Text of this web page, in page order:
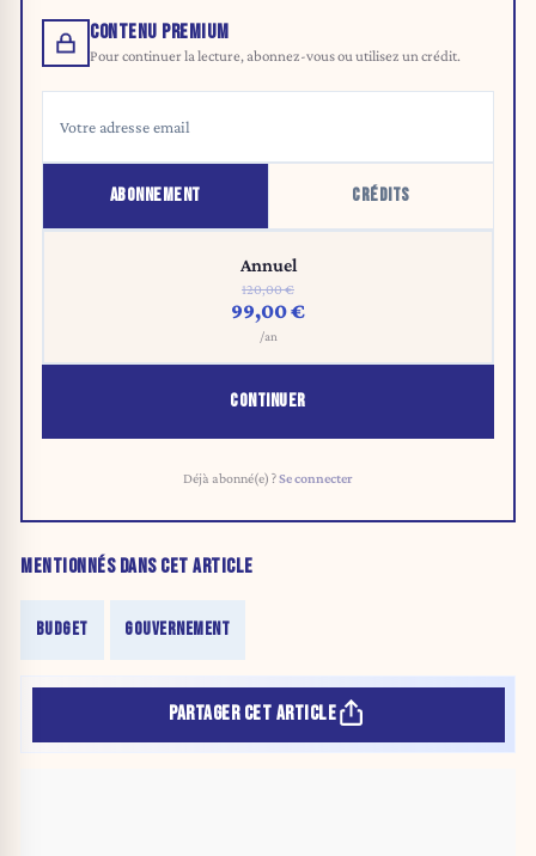
CONTENU PREMIUM
Pour continuer la lecture, abonnez-vous ou utilisez un crédit.
ABONNEMENT CRÉDITS
Annuel
120,00 €
99,00 €
/an
CONTINUER
Déjà abonné(e) ?Se connecter
MENTIONNÉS DANS CET ARTICLE
BUDGET GOUVERNEMENT
PARTAGER CET ARTICLE